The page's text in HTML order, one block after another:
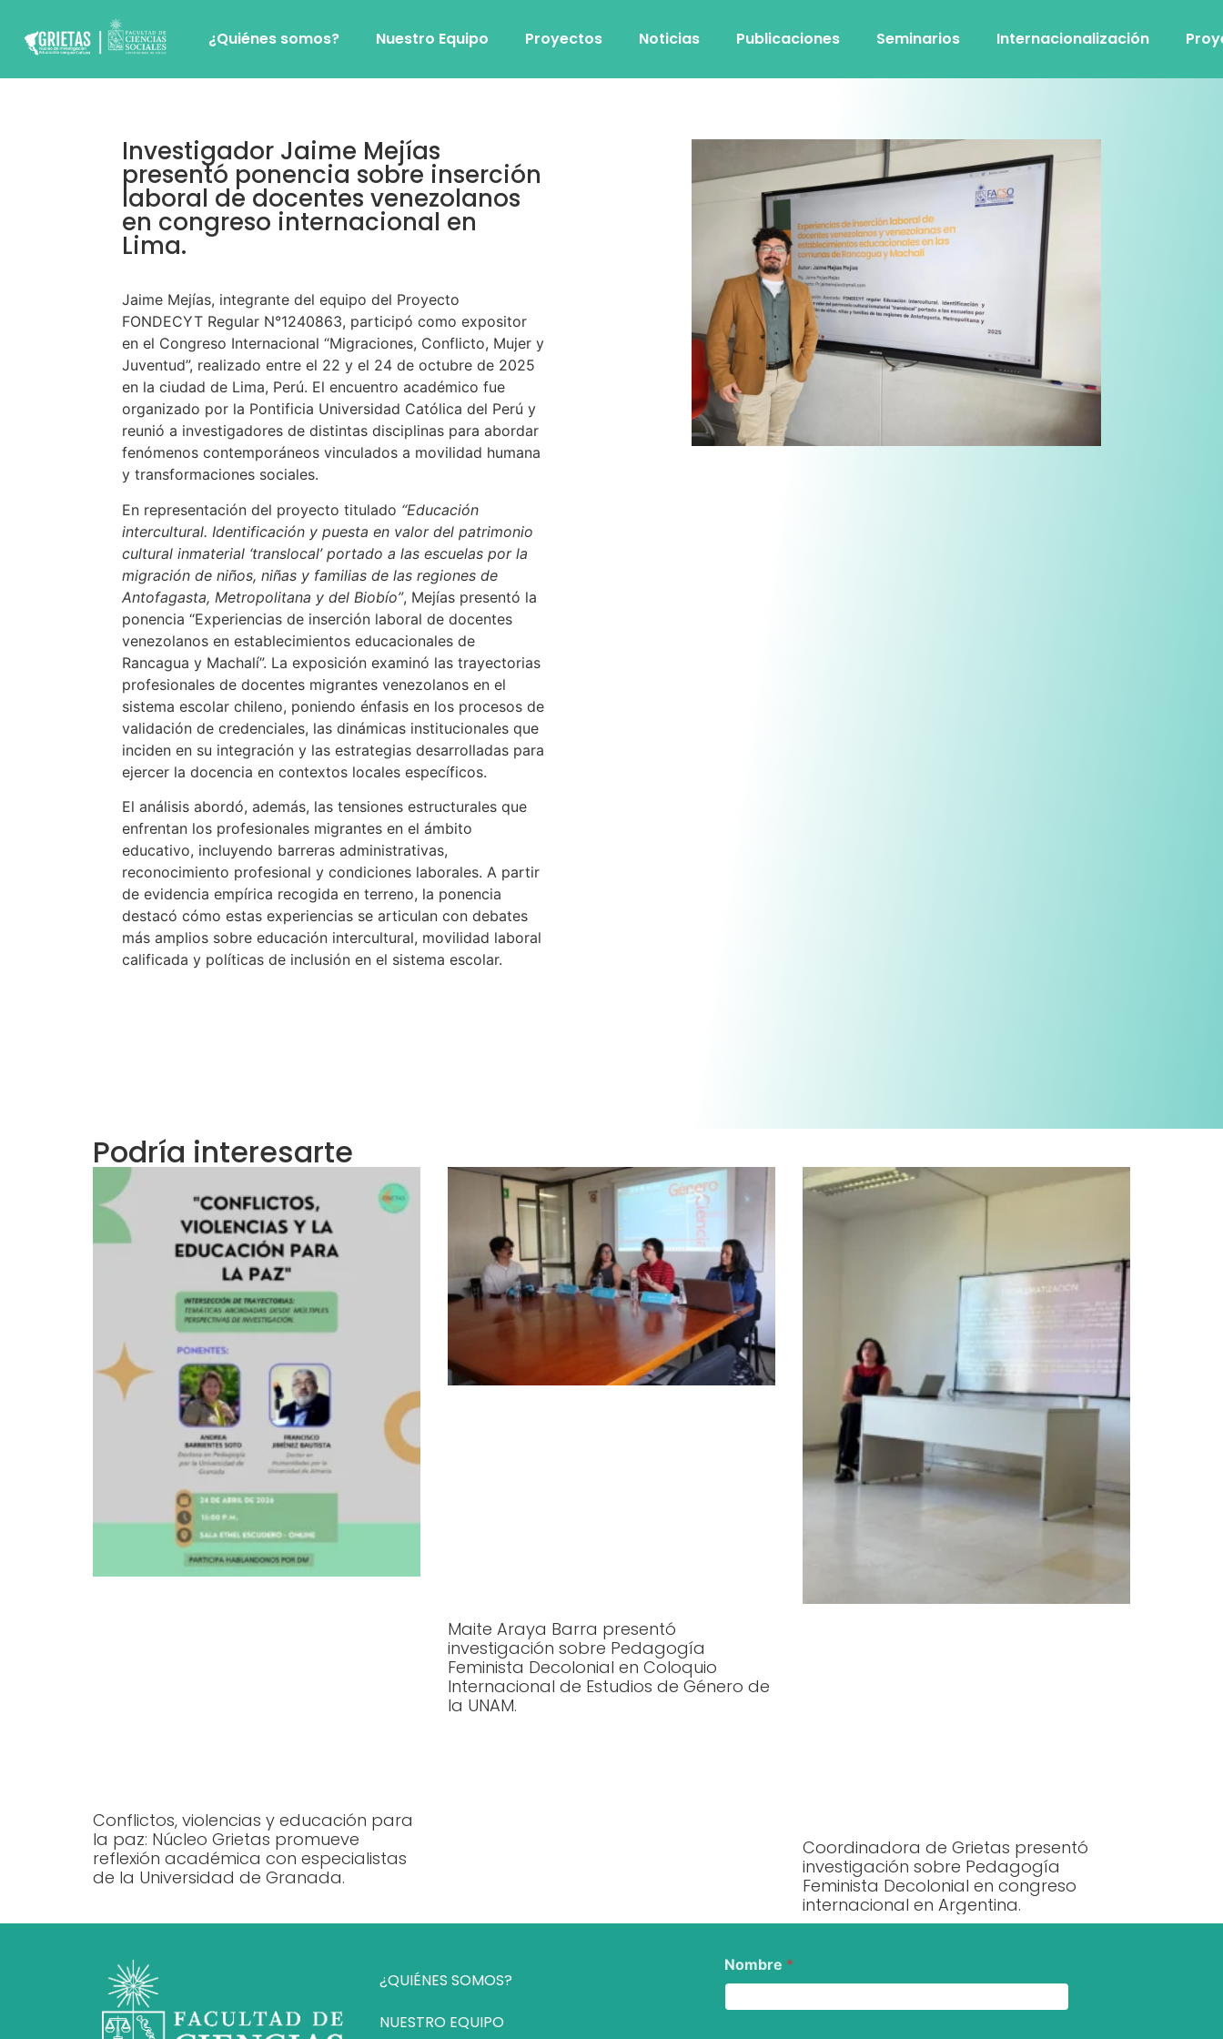
¿Quiénes somos? Nuestro Equipo Proyectos Noticias Publicaciones Seminarios Internacionalización
Investigador Jaime Mejías
presentó ponencia sobre inserción
laboral de docentes venezolanos
en congreso internacional en
Lima.
Jaime Mejías, integrante del equipo del Proyecto
FONDECYT Regular N°1240863, participó como expositor
en el Congreso Internacional “Migraciones, Conflicto, Mujer y
Juventud”, realizado entre el 22 y el 24 de octubre de 2025
en la ciudad de Lima, Perú. El encuentro académico fue
organizado por la Pontificia Universidad Católica del Perú y
reunió a investigadores de distintas disciplinas para abordar
fenómenos contemporáneos vinculados a movilidad humana
y transformaciones sociales.
En representación del proyecto titulado “Educación
intercultural. Identificación y puesta en valor del patrimonio
cultural inmaterial ‘translocal’ portado a las escuelas por la
migración de niños, niñas y familias de las regiones de
Antofagasta, Metropolitana y del Biobío”, Mejías presentó la
ponencia “Experiencias de inserción laboral de docentes
venezolanos en establecimientos educacionales de
Rancagua y Machalí”. La exposición examinó las trayectorias
profesionales de docentes migrantes venezolanos en el
sistema escolar chileno, poniendo énfasis en los procesos de
validación de credenciales, las dinámicas institucionales que
inciden en su integración y las estrategias desarrolladas para
ejercer la docencia en contextos locales específicos.
El análisis abordó, además, las tensiones estructurales que
enfrentan los profesionales migrantes en el ámbito
educativo, incluyendo barreras administrativas,
reconocimiento profesional y condiciones laborales. A partir
de evidencia empírica recogida en terreno, la ponencia
destacó cómo estas experiencias se articulan con debates
más amplios sobre educación intercultural, movilidad laboral
calificada y políticas de inclusión en el sistema escolar.
Podría interesarte
Conflictos, violencias y educación para
la paz: Núcleo Grietas promueve
reflexión académica con especialistas
de la Universidad de Granada.
Maite Araya Barra presentó
investigación sobre Pedagogía
Feminista Decolonial en Coloquio
Internacional de Estudios de Género de
la UNAM.
Coordinadora de Grietas presentó
investigación sobre Pedagogía
Feminista Decolonial en congreso
internacional en Argentina.
¿QUIÉNES SOMOS?
NUESTRO EQUIPO
Nombre *